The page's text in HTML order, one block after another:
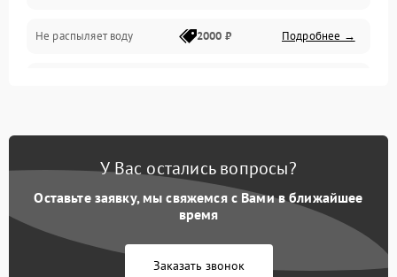
Программное обеспечение
Не распыляет воду 2000 ₽ Подробнее →
Проблемы с набором
Не работает сушилка 2100 ₽ Подробнее →
Сбои в работе таймера 1700 ₽
У Вас остались вопросы?
Оставьте заявку, мы свяжемся с Вами в ближайшее
время
Заказать звонок